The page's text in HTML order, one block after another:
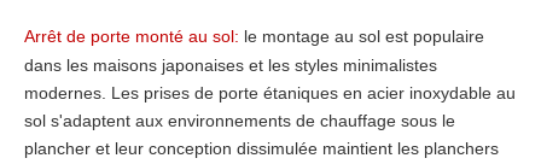
Arrêt de porte monté au sol: le montage au sol est populaire
dans les maisons japonaises et les styles minimalistes
modernes. Les prises de porte étaniques en acier inoxydable au
sol s'adaptent aux environnements de chauffage sous le
plancher et leur conception dissimulée maintient les planchers